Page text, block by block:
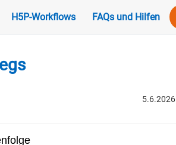
H5P-Workflows FAQs und Hilfen
5.6.2026